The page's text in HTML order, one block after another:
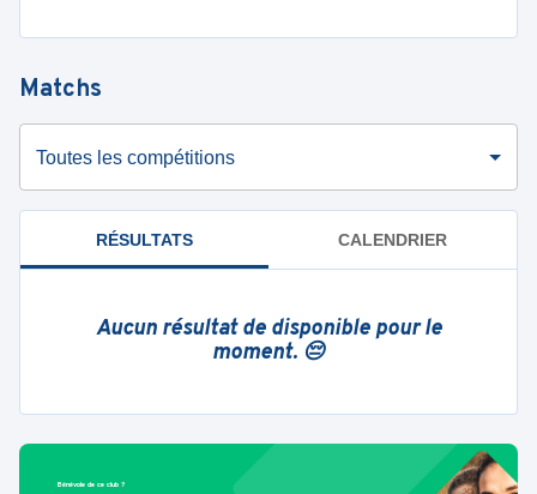
Matchs
Toutes les compétitions
RÉSULTATS CALENDRIER
Aucun résultat de disponible pour le
moment. 😔
Bénévole de ce club ?